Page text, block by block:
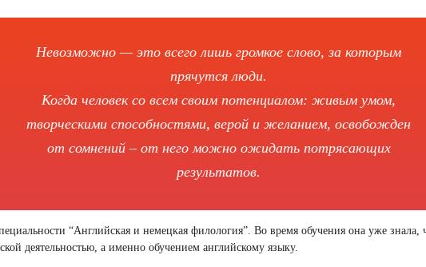
Невозможно — это всего лишь громкое слово, за которым
прячутся люди.
Когда человек со всем своим потенциалом: живым умом,
творческими способностями, верой и желанием, освобожден
от сомнений – от него можно ожидать потрясающих
результатов.
“Английская и немецкая филология”. Во время обучения она уже знала,
деятельностью, а именно обучением английскому языку.